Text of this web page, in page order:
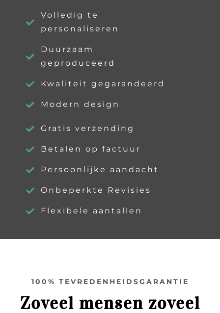
Volledig te
personaliseren
Duurzaam
geproduceerd
Kwaliteit gegarandeerd
Modern design
Gratis verzending
Betalen op factuur
Persoonlijke aandacht
Onbeperkte Revisies
Flexibele aantallen
100% TEVREDENHEIDSGARANTIE
Zoveel mensen zoveel